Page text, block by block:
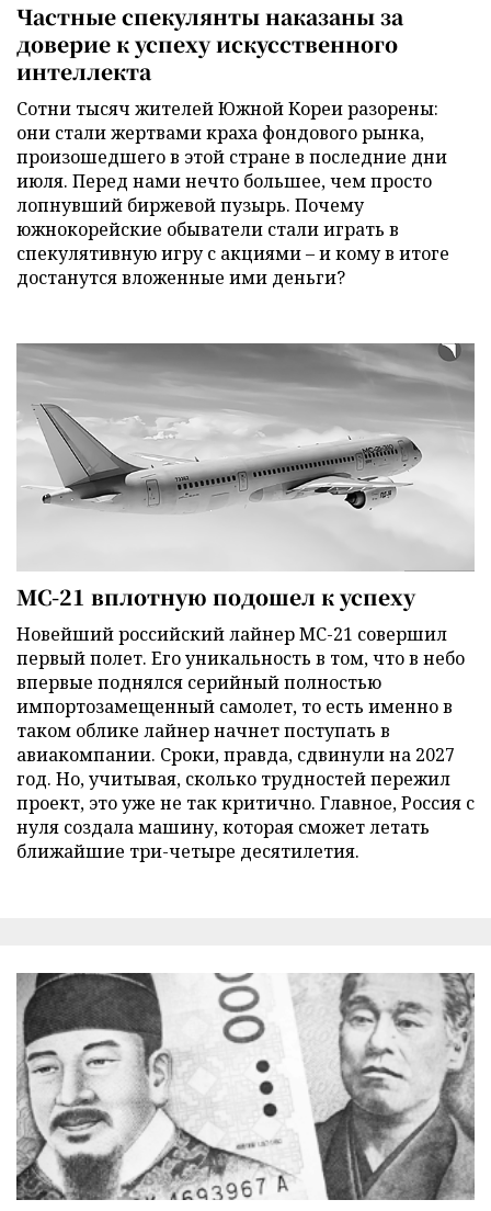
Частные спекулянты наказаны за
доверие к успеху искусственного
интеллекта
Сотни тысяч жителей Южной Кореи разорены:
они стали жертвами краха фондового рынка,
произошедшего в этой стране в последние дни
июля. Перед нами нечто большее, чем просто
лопнувший биржевой пузырь. Почему
южнокорейские обыватели стали играть в
спекулятивную игру с акциями – и кому в итоге
достанутся вложенные ими деньги?
МС-21 вплотную подошел к успеху
Новейший российский лайнер МС-21 совершил
первый полет. Его уникальность в том, что в небо
впервые поднялся серийный полностью
импортозамещенный самолет, то есть именно в
таком облике лайнер начнет поступать в
авиакомпании. Сроки, правда, сдвинули на 2027
год. Но, учитывая, сколько трудностей пережил
проект, это уже не так критично. Главное, Россия с
нуля создала машину, которая сможет летать
ближайшие три-четыре десятилетия.